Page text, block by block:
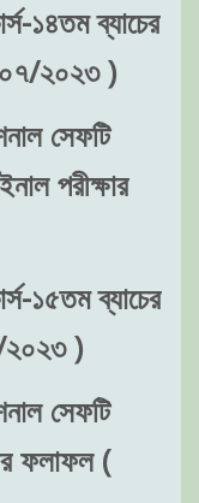
১৪তম ব্যাচের
০৭/২০২৩ )
সেফটি
পরীক্ষার
১৫তম ব্যাচের
২০২৩ )
সেফটি
ফলাফল (